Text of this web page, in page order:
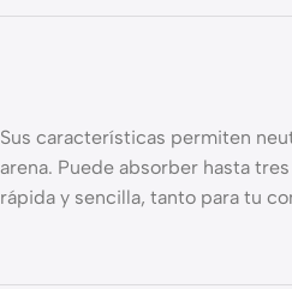
Sus características permiten
arena. Puede absorber hasta
rápida y sencilla, tanto para tu